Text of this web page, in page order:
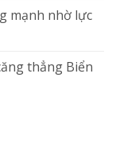
mạnh nhờ lực
thẳng Biển